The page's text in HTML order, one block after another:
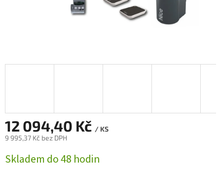
12 094,40 Kč / KS
9 995,37 Kč bez DPH
cena:
Skladem do 48 hodin